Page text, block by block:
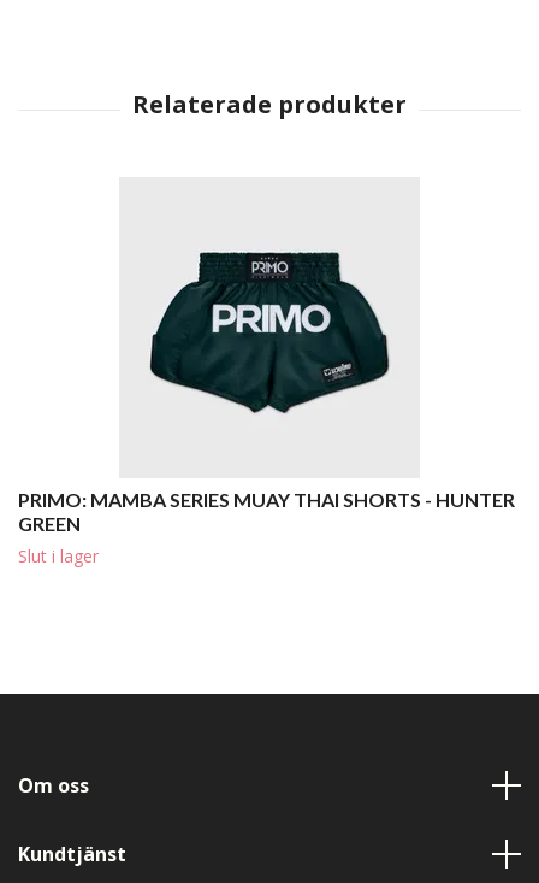
PRIMO: MAMBA SERIES MUAY THAI SHORTS - HUNTER
GREEN
Slut i lager
Om oss
Kundtjänst